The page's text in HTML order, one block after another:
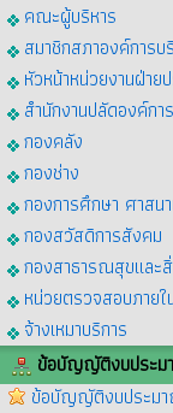
คณะผู้บริหาร
สมาชิกสภาองค์การบ
หัวหน้าหน่วยงานฝ่าย
สำนักงานปลัดองค์กา
กองคลัง
กองช่าง
กองการศึกษา ศาสน
กองสวัสดิการสังคม
กองสาธารณสุขและ
หน่วยตรวจสอบภายใ
จ้างเหมาบริการ
ข้อบัญญัติงบประม
ข้อบัญญัติงบประม